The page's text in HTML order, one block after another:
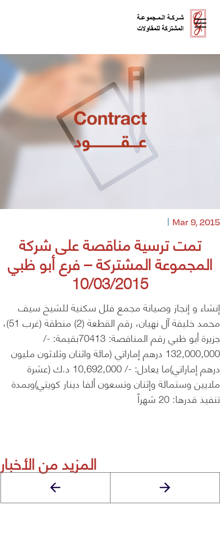
تمت ترسية مناقصة على شركة
المجموعة المشتركة – فرع أبو ظبي
10/03/2015
Mar 9, 2015
إنشاء و إنجاز وصيانة مجمع فلل سكنية للشيخ سيف
محمد خليفة آل نهيان، رقم القطعة (2) منطقة (غرب 51)،
جزيرة أبو ظبي رقم المناقصة: 70413بقيمة: -/
132,000,000 درهم إماراتي (مائة واثنان وثلاثون مليون
درهم إماراتي)ما يعادل: -/ 10,692,000 د.ك (عشرة
ملايين وستمائة وإثنان وتسعون ألفا دينار كويتي)وبمدة
تنفيذ قدرها: 20 شهراً
المزيد من الأخبار